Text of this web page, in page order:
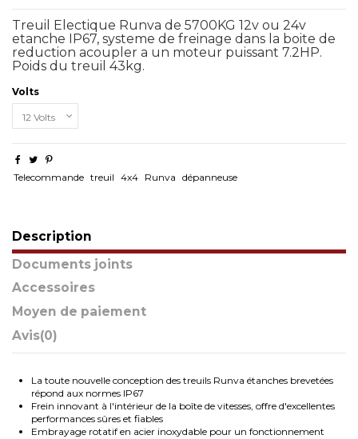
Treuil Electique Runva de 5700KG 12v ou 24v
etanche IP67, systeme de freinage dans la boite de
reduction acoupler a un moteur puissant 7.2HP.
Poids du treuil 43kg.
Volts
Telecommande treuil 4x4 Runva dépanneuse
Description
Documents joints
Accessoires
Moyen de paiement
Avis(0)
La toute nouvelle conception des treuils Runva étanches brevetées
répond aux normes IP67
Frein innovant à l'intérieur de la boîte de vitesses, offre d'excellentes
performances sûres et fiables
Embrayage rotatif en acier inoxydable pour un fonctionnement